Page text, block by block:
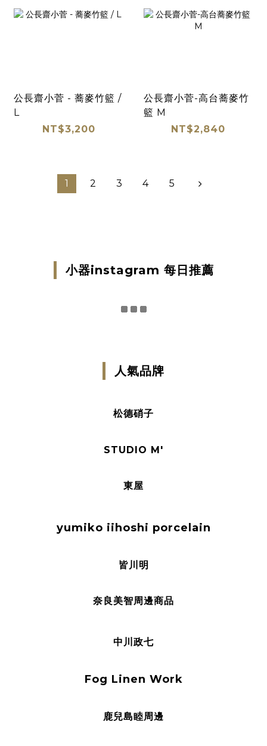
公長齋小菅 - 蕎麥竹籃 /
L
NT$3,200
公長齋小菅-高台蕎麥竹
籃 M
NT$2,840
1 2 3 4 5
小器instagram 每日推薦
人氣品牌
松德硝子
STUDIO M'
東屋
yumiko iihoshi porcelain
皆川明
奈良美智周邊商品
中川政七
Fog Linen Work
鹿兒島睦周邊